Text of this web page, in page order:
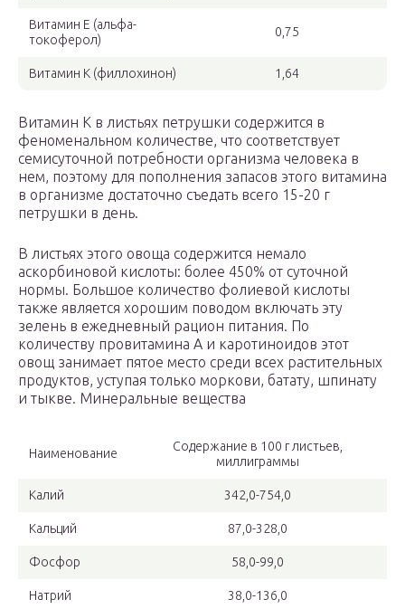
Витамин Е (альфа-
токоферол)
0,75
Витамин К (филлохинон) 1,64
Витамин К в листьях петрушки содержится в
феноменальном количестве, что соответствует
семисуточной потребности организма человека в
нем, поэтому для пополнения запасов этого витамина
в организме достаточно съедать всего 15-20 г
петрушки в день.
В листьях этого овоща содержится немало
аскорбиновой кислоты: более 450% от суточной
нормы. Большое количество фолиевой кислоты
также является хорошим поводом включать эту
зелень в ежедневный рацион питания. По
количеству провитамина А и каротиноидов этот
овощ занимает пятое место среди всех растительных
продуктов, уступая только моркови, батату, шпинату
и тыкве. Минеральные вещества
Наименование
Содержание в 100 г листьев,
миллиграммы
Калий 342,0-754,0
Кальций 87,0-328,0
Фосфор 58,0-99,0
Натрий 38,0-136,0